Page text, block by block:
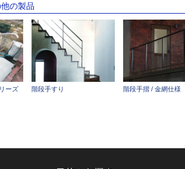
の製品
ーズ 階段手すり 階段手摺 / 金網仕様